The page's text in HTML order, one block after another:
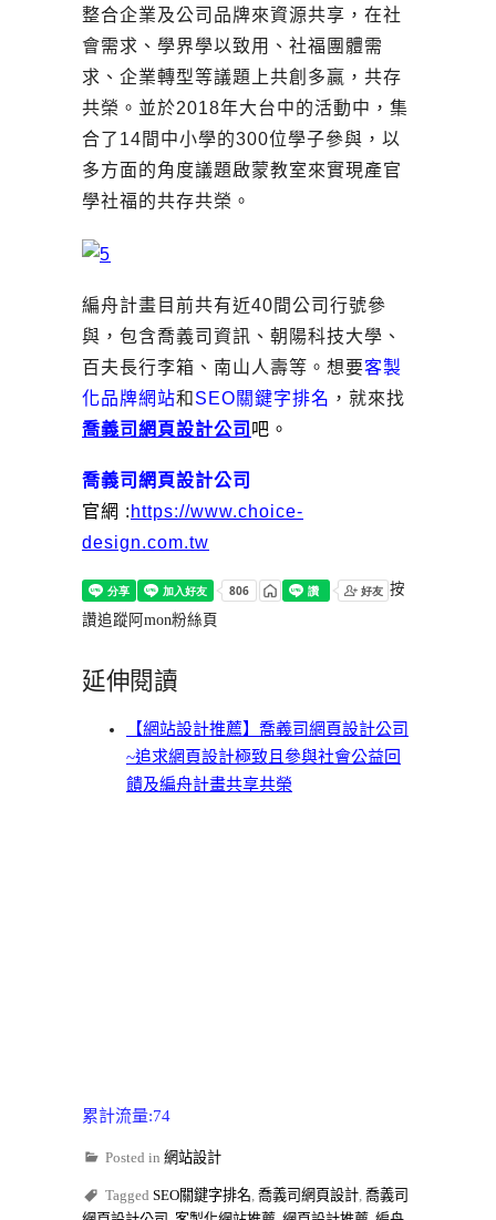
整合企業及公司品牌來資源共享，在社
會需求、學界學以致用、社福團體需
求、企業轉型等議題上共創多贏，共存
共榮。並於2018年大台中的活動中，集
合了14間中小學的300位學子參與，以
多方面的角度議題啟蒙教室來實現產官
學社福的共存共榮。
編舟計畫目前共有近40間公司行號參
與，包含喬義司資訊、朝陽科技大學、
百夫長行李箱、南山人壽等。想要客製
化品牌網站和 SEO關鍵字排名 ，就來找
喬義司網頁設計公司 吧。
喬義司網頁設計公司
官網 : https://www.choice-
design.com.tw
按
讚追蹤阿mon粉絲頁
延伸閱讀
【網站設計推薦】喬義司網頁設計公司
~追求網頁設計極致且參與社會公益回
饋及編舟計畫共享共榮
累計流量:74
Posted in 網站設計
Tagged SEO關鍵字排名 喬義司網頁設計 喬義司